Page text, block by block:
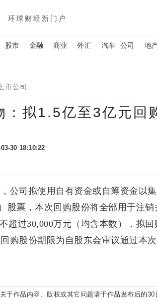
环球财经新门户
股市 金融 商业 外汇 汽车 公司 地
上市公司
：拟1.5亿至3亿元回
30 18:10:22
公司拟使用自有资金或自筹资金以
股票，本次回购股份将全部用于注
超过30,000万元（均含本数），拟
回购股份期限为自股东会审议通过本
于作品内容、版权或其它问题请于作品发布后的30